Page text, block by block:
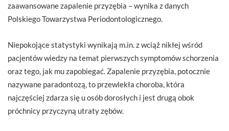
zaawansowane zapalenie przyzębia – wynika z danych
Polskiego Towarzystwa Periodontologicznego.
Niepokojące statystyki wynikają m.in. z wciąż nikłej wśród
pacjentów wiedzy na temat pierwszych symptomów schorzenia
oraz tego, jak mu zapobiegać. Zapalenie przyzębia, potocznie
nazywane paradontozą, to przewlekła choroba, która
najczęściej zdarza się u osób dorosłych i jest drugą obok
próchnicy przyczyną utraty zębów.